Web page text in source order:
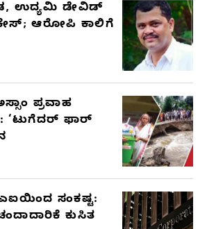
ಉದ್ಯಮಿ ಡೇವಿಡ್‌
ಆರೋಪಿ ಕಾಲಿಗೆ
ಪ್ರವಾಹ
‘ಟುಗೆದರ್ ಫಾರ್
ಸಂಕಷ್ಟ:
ಕುಸಿತ